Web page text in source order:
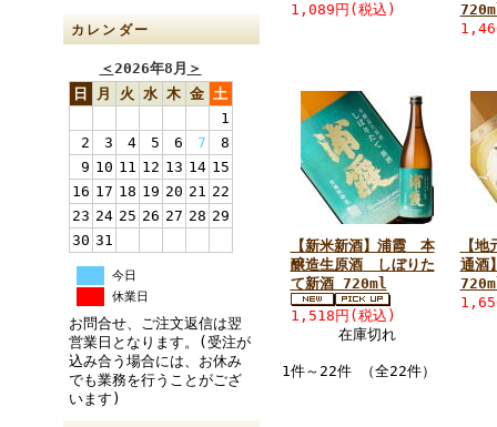
カレンダー
＜2026年8月 ＞
日
月 火 水 木 金 土
1
2
3 4 5 6 7
8
9 10 11 12 13 14 15
16 17 18 19 20 21 22
23 24 25 26 27 28 29
30 31
今日
休業日
お問合せ、ご注文返信は翌
営業日となります。(受注が
込み合う場合には、お休み
でも業務を行うことがござ
います)
1,089円(税込)
【新米新酒】浦霞 本
醸造生原酒 しぼりた
て新酒 720ml
1,518円(税込)
在庫切れ
【
通酒
1件～22件 （全22件）